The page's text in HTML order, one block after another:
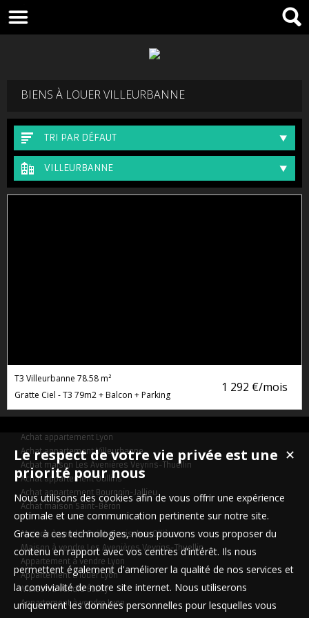
BIENS À LOUER VILLEURBANNE
TRI PAR DÉFAUT
VILLEURBANNE
1 292 €/mois
T3 Villeurbanne 78.58 m²
Gratte Ciel - T3 79m2 + Balcon + Parking
Achat appartement Lyon
Achat appartement Villeurbanne
Achat maison Les Avenières Veyrins-Thuellin
Achat appartement Oullins
Achat appartement Bourgoin-Jallieu
Achat maison Saint-Béron
Maison à vendre Saint-Genis-les-Ollières
Maison à vendre Les Avenières Veyrins-Thuellin
Appartement à vendre Lyon
Appartement à louer Lyon
Maison à vendre Écully
Appartement à vendre Lyon
✕
Le respect de votre vie privée est une
priorité pour nous
Nous utilisons des cookies afin de vous offrir une expérience
optimale et une communication pertinente sur notre site.
Grace à ces technologies, nous pouvons vous proposer du
contenu en rapport avec vos centres d'intérêt. Ils nous
permettent également d'améliorer la qualité de nos services et
la convivialité de notre site internet. Nous utiliserons
uniquement les données personnelles pour lesquelles vous